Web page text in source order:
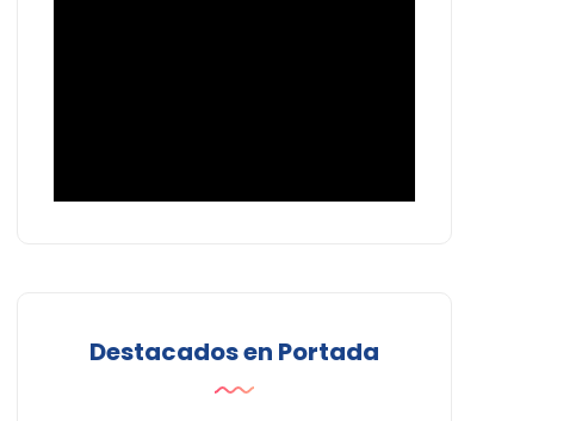
Destacados en Portada